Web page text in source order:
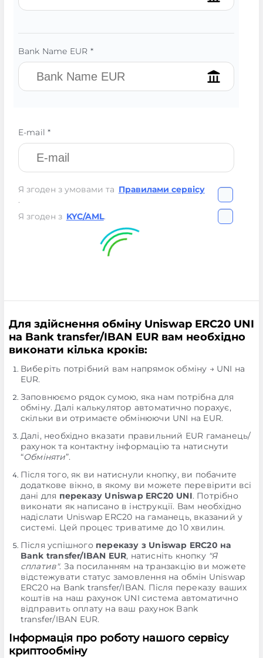
Bank Name EUR *
E-mail *
Я згоден з умовами та Правилами сервісу
.
Я згоден з KYC/AML.
Для здійснення обміну Uniswap ERC20 UNI
на Bank transfer/IBAN EUR вам необхідно
виконати кілька кроків:
Виберіть потрібний вам напрямок обміну → UNI на
EUR.
Заповнюємо рядок сумою, яка нам потрібна для
обміну. Далі калькулятор автоматично порахує,
скільки ви отримаєте обмінюючи UNI на EUR.
Далі, необхідно вказати правильний EUR гаманець/
рахунок та контактну інформацію та натиснути
“Обміняти”.
Після того, як ви натиснули кнопку, ви побачите
додаткове вікно, в якому ви можете перевірити всі
дані для переказу Uniswap ERC20 UNI. Потрібно
виконати як написано в інструкції. Вам необхідно
надіслати Uniswap ERC20 на гаманець, вказаний у
системі. Цей процес триватиме до 10 хвилин.
Після успішного переказу з Uniswap ERC20 на
Bank transfer/IBAN EUR, натисніть кнопку "Я
сплатив". За посиланням на транзакцію ви можете
відстежувати статус замовлення на обмін Uniswap
ERC20 на Bank transfer/IBAN. Після переказу ваших
коштів на наш рахунок UNI система автоматично
відправить оплату на ваш рахунок Bank
transfer/IBAN EUR.
Інформація про роботу нашого сервісу
криптообміну